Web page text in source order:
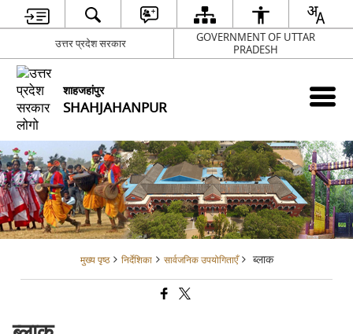
उत्तर प्रदेश सरकार
GOVERNMENT OF UTTAR
PRADESH
शाहजहांपुर
SHAHJAHANPUR
मुख्य पृष्ठ निर्देशिका सार्वजनिक उपयोगिताएँ ब्लाक